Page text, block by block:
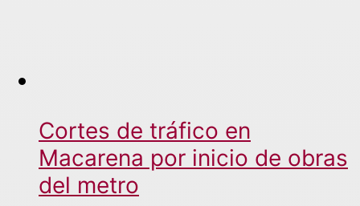
Cortes de tráfico en
Macarena por inicio de obras
del metro